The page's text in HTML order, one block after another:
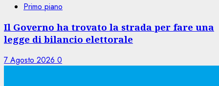
Primo piano
Il Governo ha trovato la strada per fare una
legge di bilancio elettorale
7 Agosto 2026 0